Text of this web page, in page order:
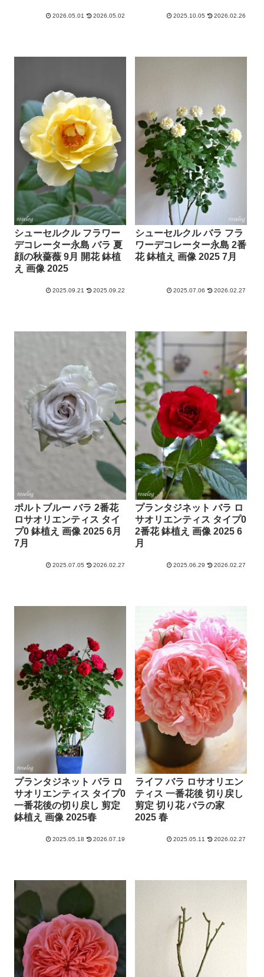
2026.05.01 2026.05.02 2025.10.05 2026.02.26
シューセルクル フラワー
デコレーター永島 バラ 夏
顔の秋薔薇 9月 開花 鉢植
え 画像 2025
2025.09.21 2025.09.22
シューセルクル バラ フラ
ワーデコレーター永島 2番
花 鉢植え 画像 2025 7月
2025.07.06 2026.02.27
ポルトブルー バラ 2番花
ロサオリエンティス タイ
プ0 鉢植え 画像 2025 6月
7月
2025.07.05 2026.02.27
プランタジネット バラ ロ
サオリエンティス タイプ0
2番花 鉢植え 画像 2025 6
月
2025.06.29 2026.02.27
プランタジネット バラ ロ
サオリエンティス タイプ0
一番花後の切り戻し 剪定
鉢植え 画像 2025春
2025.05.18 2026.07.19
ライフ バラ ロサオリエン
ティス 一番花後 切り戻し
剪定 切り花 バラの家
2025 春
2025.05.11 2026.02.27